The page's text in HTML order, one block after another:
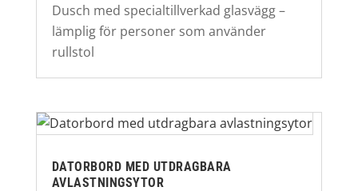
Dusch med specialtillverkad glasvägg –
lämplig för personer som använder
rullstol
DATORBORD MED UTDRAGBARA
AVLASTNINGSYTOR